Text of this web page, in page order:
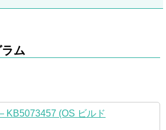
ム
KB5073457 (OS ビルド